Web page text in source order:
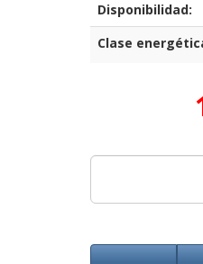
Disponibilidad:
Clase